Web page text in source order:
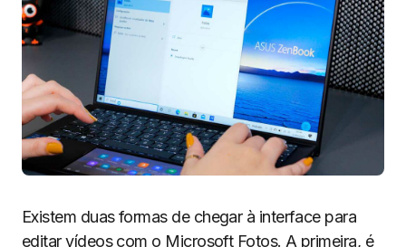
Existem duas formas de chegar à interface para
editar vídeos com o Microsoft Fotos. A primeira, é